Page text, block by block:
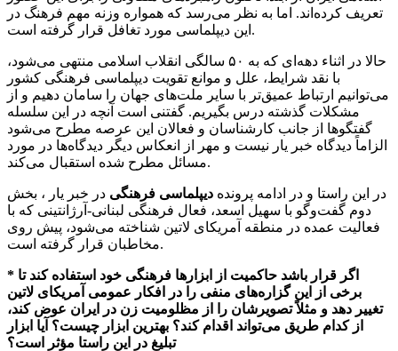
تعریف کرده‌اند. اما به نظر می‌رسد که همواره وزنه مهم فرهنگ در
این دیپلماسی مورد تغافل قرار گرفته است.
حالا در اثناء دهه‌ای که به ۵۰ سالگی انقلاب اسلامی منتهی می‌شود،
با نقد شرایط، علل و موانع تقویت دیپلماسی فرهنگی کشور
می‌توانیم ارتباط عمیق‌تر با سایر ملت‌های جهان را سامان دهیم و از
مشکلات گذشته درس بگیریم. گفتنی است آنچه در این سلسله
گفتگوها از جانب کارشناسان و فعالان این عرصه مطرح می‌شود
الزاماً دیدگاه خبر یار نیست و مهر از انعکاس دیگر دیدگاه‌ها در مورد
مسائل مطرح شده استقبال می‌کند.
در این راستا و در ادامه پرونده دیپلماسی فرهنگی در خبر یار ، بخش
دوم گفت‌وگو با سهیل اسعد، فعال فرهنگی لبنانی-آرژانتینی که با
فعالیت عمده در منطقه آمریکای لاتین شناخته می‌شود، پیش روی
مخاطبان قرار گرفته است.
* اگر قرار باشد حاکمیت از ابزارها فرهنگی خود استفاده کند تا
برخی از این گزاره‌های منفی را در افکار عمومی آمریکای لاتین
تغییر دهد و مثلاً تصویرشان را از مظلومیت زن در ایران عوض کند،
از کدام طریق می‌تواند اقدام کند؟ بهترین ابزار چیست؟ آیا ابزار
تبلیغ در این راستا مؤثر است؟